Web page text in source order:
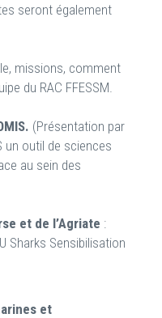
seront également
missions, comment
du RAC FFESSM.
(Présentation par
un outil de sciences
au sein des
et de l’Agriate :
Sharks Sensibilisation
et